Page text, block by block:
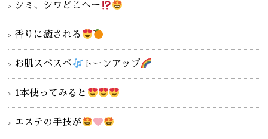
シミ、シワどこへー
香りに癒される
お肌スベスベ トーンアップ
1本使ってみると
エステの手技が